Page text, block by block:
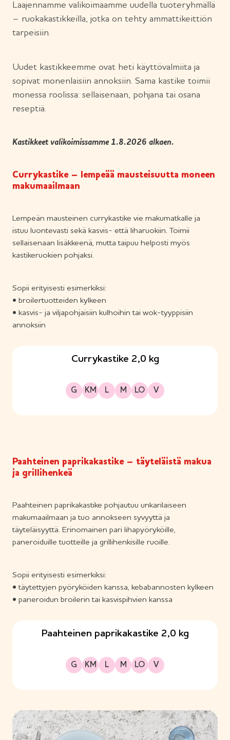
Laajennamme valikoimaamme uudella tuoteryhmällä
– ruokakastikkeilla, jotka on tehty ammattikeittiön
tarpeisiin.
Uudet kastikkeemme ovat heti käyttövalmiita ja
sopivat monenlaisiin annoksiin. Sama kastike toimii
monessa roolissa: sellaisenaan, pohjana tai osana
reseptiä.
Kastikkeet valikoimissamme 1.8.2026 alkaen.
Currykastike – lempeää mausteisuutta moneen
makumaailmaan
Lempeän mausteinen currykastike vie makumatkalle ja
istuu luontevasti sekä kasvis- että liharuokiin. Toimii
sellaisenaan lisäkkeenä, mutta taipuu helposti myös
kastikeruokien pohjaksi.
Sopii erityisesti esimerkiksi:
• broilertuotteiden kylkeen
• kasvis- ja viljapohjaisiin kulhoihin tai wok-tyyppisiin
annoksiin
Currykastike 2,0 kg
G
Gluteeniton KM
Kananmunaton L
Laktoositon M
Maitoproteiiniton LO
Sopii lakto-ovo ruokavalioon V
Sopii vegaaniseen ruokavalioon
Paahteinen paprikakastike – täyteläistä makua
ja grillihenkeä
Paahteinen paprikakastike pohjautuu unkarilaiseen
makumaailmaan ja tuo annokseen syvyyttä ja
täyteläisyyttä. Erinomainen pari lihapyöryköille,
paneroiduille tuotteille ja grillihenkisille ruoille.
Sopii erityisesti esimerkiksi:
• täytettyjen pyöryköiden kanssa, kebabannosten kylkeen
• paneroidun broilerin tai kasvispihvien kanssa
Paahteinen paprikakastike 2,0 kg
G
Gluteeniton KM
Kananmunaton L
Laktoositon M
Maitoproteiiniton LO
Sopii lakto-ovo ruokavalioon V
Sopii vegaaniseen ruokavalioon